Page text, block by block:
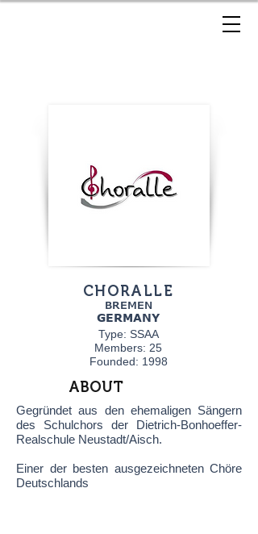
CHORALLE
BREMEN
GERMANY
Type: SSAA
Members: 25
Founded: 1998
ABOUT
Gegründet aus den ehemaligen Sängern
des Schulchors der Dietrich-Bonhoeffer-
Realschule Neustadt/Aisch.
Einer der besten ausgezeichneten Chöre
Deutschlands